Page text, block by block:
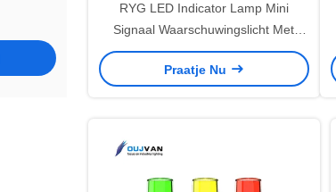
RYG LED Indicator Lamp Mini
Signaal Waarschuwingslicht Met
Draadlengte 0,5m En Ingang DC24V
Praatje Nu